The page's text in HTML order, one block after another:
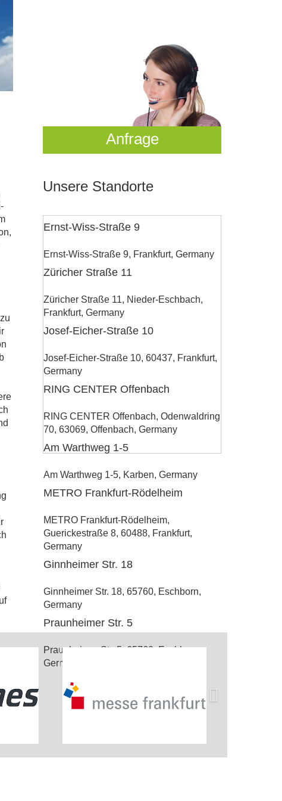
Anfrage
Unsere Standorte
Ernst-Wiss-Straße 9
Ernst-Wiss-Straße 9, Frankfurt, Germany
Züricher Straße 11
Züricher Straße 11, Nieder-Eschbach,
Frankfurt, Germany
Josef-Eicher-Straße 10
Josef-Eicher-Straße 10, 60437, Frankfurt,
Germany
RING CENTER Offenbach
RING CENTER Offenbach, Odenwaldring
70, 63069, Offenbach, Germany
Am Warthweg 1-5
Am Warthweg 1-5, Karben, Germany
METRO Frankfurt-Rödelheim
METRO Frankfurt-Rödelheim,
Guerickestraße 8, 60488, Frankfurt,
Germany
Ginnheimer Str. 18
Ginnheimer Str. 18, 65760, Eschborn,
Germany
Praunheimer Str. 5
Praunheimer Str. 5, 65760, Eschborn,
Germany